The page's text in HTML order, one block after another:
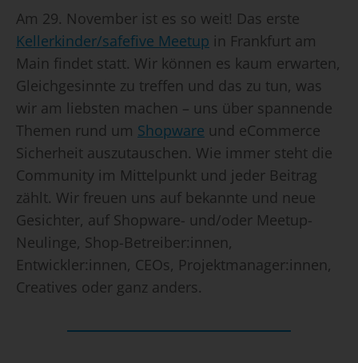
Am 29. November ist es so weit! Das erste
Kellerkinder/safefive Meetup in Frankfurt am
Main findet statt. Wir können es kaum erwarten,
Gleichgesinnte zu treffen und das zu tun, was
wir am liebsten machen – uns über spannende
Themen rund um Shopware und eCommerce
Sicherheit auszutauschen. Wie immer steht die
Community im Mittelpunkt und jeder Beitrag
zählt. Wir freuen uns auf bekannte und neue
Gesichter, auf Shopware- und/oder Meetup-
Neulinge, Shop-Betreiber:innen,
Entwickler:innen, CEOs, Projektmanager:innen,
Creatives oder ganz anders.